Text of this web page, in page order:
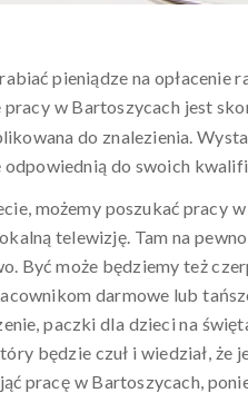
pieniądze na opłacenie
pracy w Bartoszycach jest
do znalezienia.
do swoich
możemy poszukać pracy
telewizję. Tam na
Być może będziemy też
darmowe lub
paczki dla dzieci na
będzie czuł i wiedział, że
pracę w Bartoszycach,